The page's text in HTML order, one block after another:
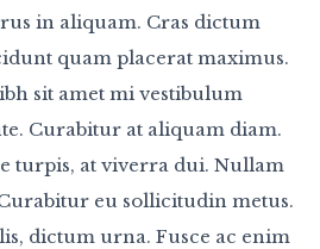
in aliquam. Cras dictum
quam placerat maximus.
sit amet mi vestibulum
Curabitur at aliquam diam.
turpis, at viverra dui. Nullam
eu sollicitudin metus.
dictum urna. Fusce ac enim